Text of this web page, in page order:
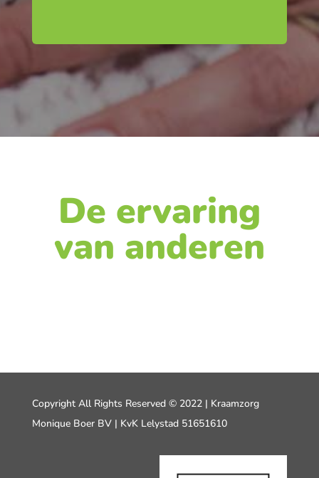
De ervaring
van anderen
Copyright All Rights Reserved © 2022 | Kraamzorg
Monique Boer BV | KvK Lelystad 51651610